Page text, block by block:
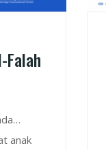
Falah
anak